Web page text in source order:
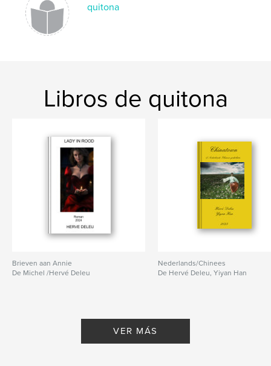
quitona
Libros de quitona
Brieven aan Annie
De Michel /Hervé Deleu
Nederlands/Chinees
De Hervé Deleu, Yiyan Han
VER MÁS